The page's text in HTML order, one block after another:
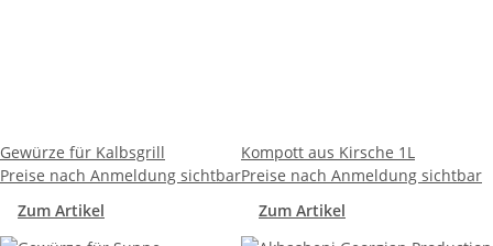
Gewürze für Kalbsgrill
Preise nach Anmeldung sichtbar
Zum Artikel
Kompott aus Kirsche 1L
Preise nach Anmeldung sichtbar
Zum Artikel